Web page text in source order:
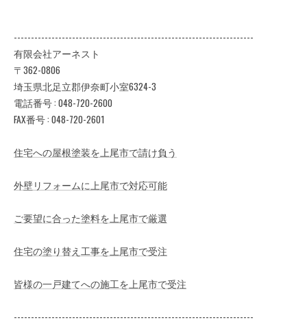
----------------------------------------------------------------------
有限会社アーネスト
〒362-0806
埼玉県北足立郡伊奈町小室6324-3
電話番号 : 048-720-2600
FAX番号 : 048-720-2601
住宅への屋根塗装を上尾市で請け負う
外壁リフォームに上尾市で対応可能
ご要望に合った塗料を上尾市で厳選
住宅の塗り替え工事を上尾市で受注
皆様の一戸建てへの施工を上尾市で受注
----------------------------------------------------------------------